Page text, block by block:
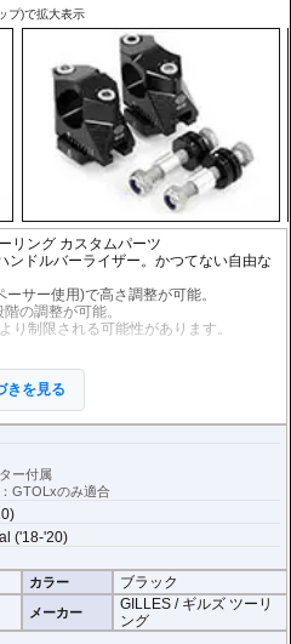
プ)で拡大表示
リング カスタムパーツ
ンドルバーライザー。かつてない自由な
サー使用)で高さ調整が可能。
の調整が可能。
制限される可能性があります。
きを見る
ー付属
GTOLxのみ適合
('18-'20)
カラー ブラック
メーカー
GILLES / ギルズ ツーリ
ング